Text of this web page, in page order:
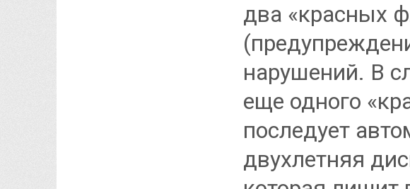
два «красных
нарушений. В
еще одного
последует
двухлетняя